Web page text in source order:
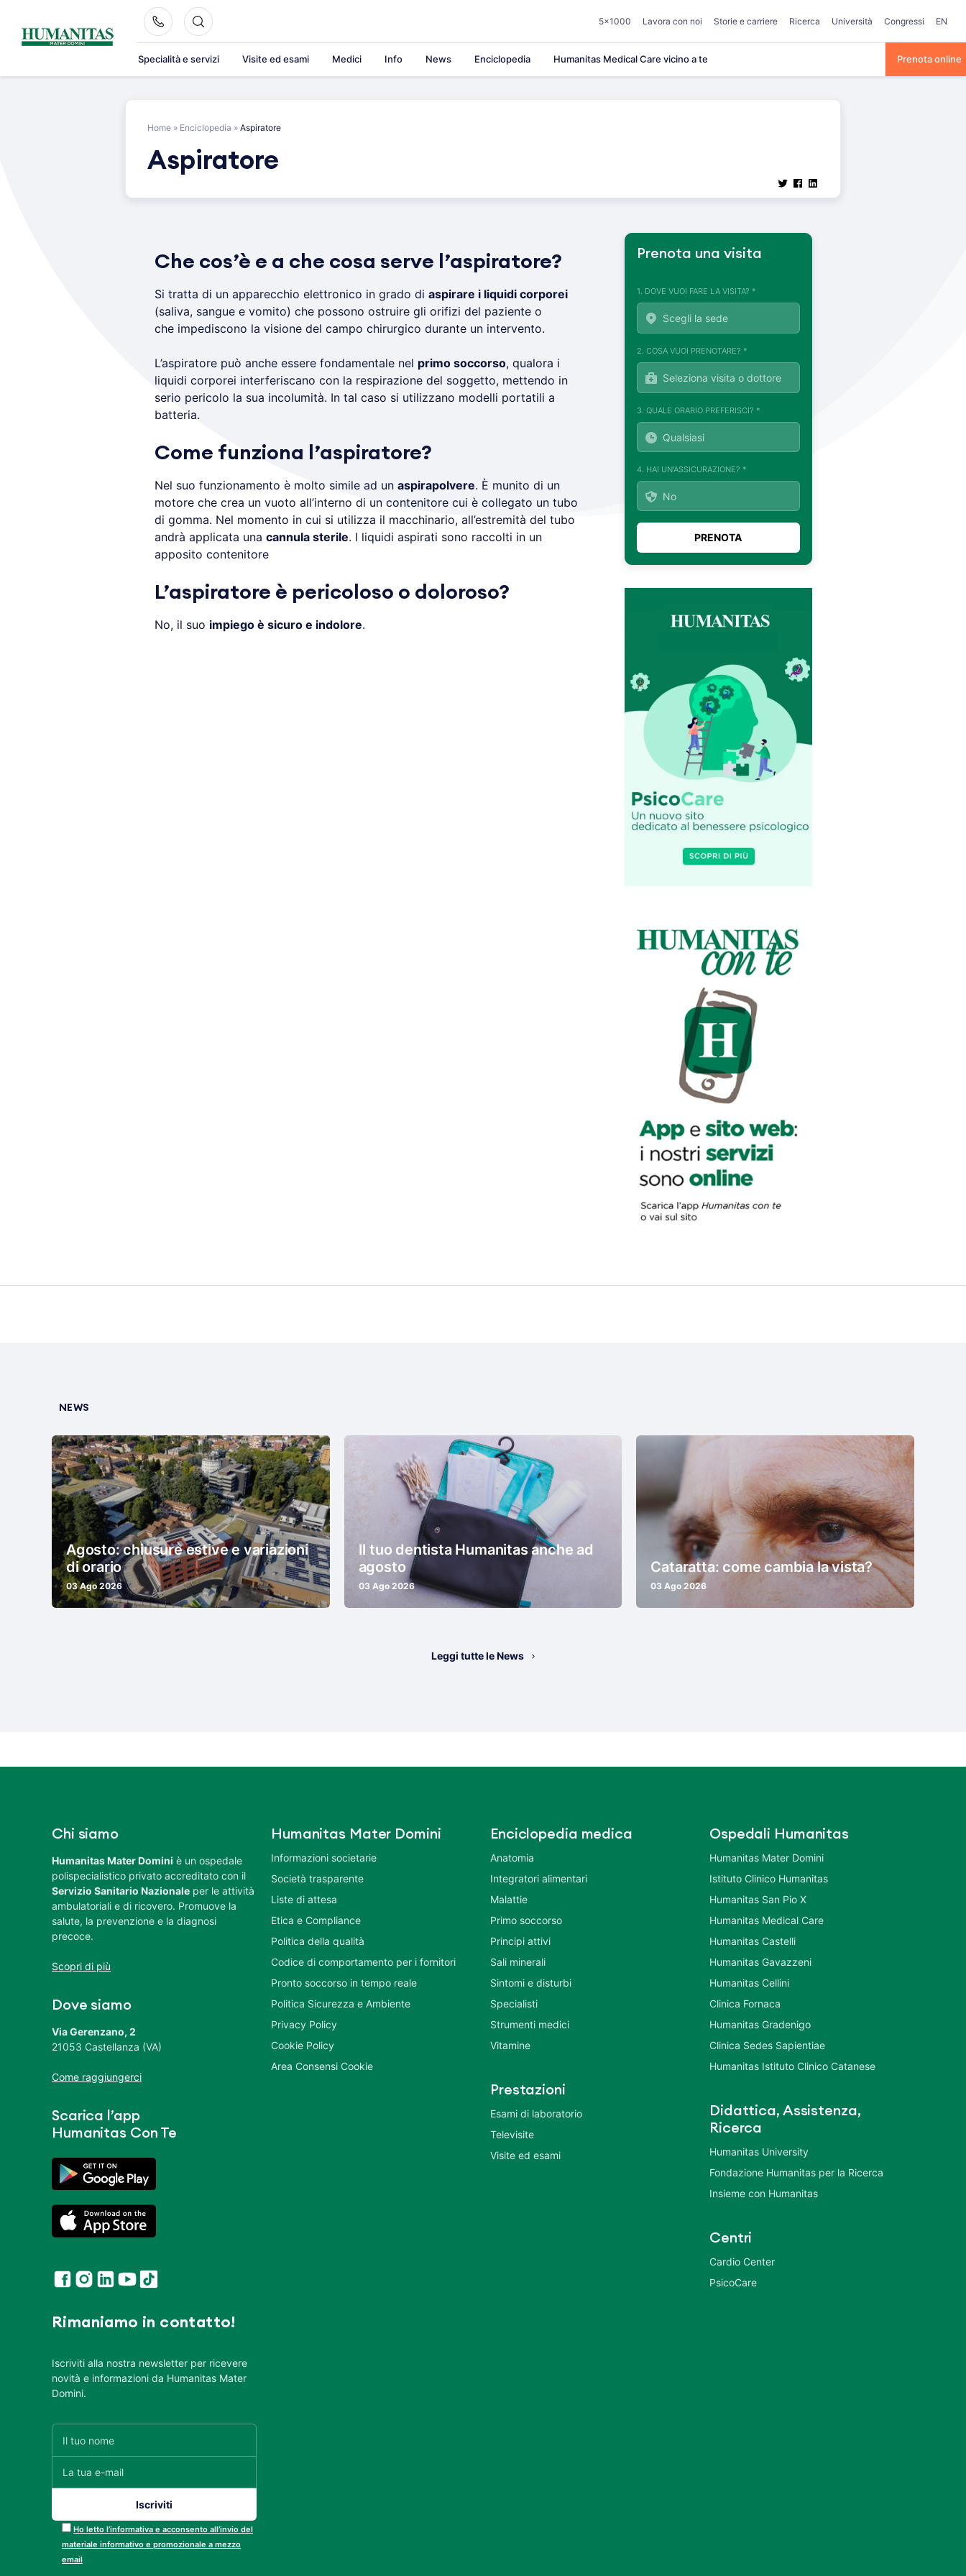
content
5×1000 Lavora con noi Storie e carriere Ricerca Università Congressi EN
Specialità e servizi Visite ed esami Medici Info News Enciclopedia Humanitas Medical Care vicino a te Prenota online
Home » Enciclopedia » Aspiratore
Aspiratore
Che cos’è e a che cosa serve l’aspiratore?
Si tratta di un apparecchio elettronico in grado di aspirare i liquidi corporei
(saliva, sangue e vomito) che possono ostruire gli orifizi del paziente o
che impediscono la visione del campo chirurgico durante un intervento.
L’aspiratore può anche essere fondamentale nel primo soccorso, qualora i
liquidi corporei interferiscano con la respirazione del soggetto, mettendo in
serio pericolo la sua incolumità. In tal caso si utilizzano modelli portatili a
batteria.
Come funziona l’aspiratore?
Nel suo funzionamento è molto simile ad un aspirapolvere. È munito di un
motore che crea un vuoto all’interno di un contenitore cui è collegato un tubo
di gomma. Nel momento in cui si utilizza il macchinario, all’estremità del tubo
andrà applicata una cannula sterile. I liquidi aspirati sono raccolti in un
apposito contenitore
L’aspiratore è pericoloso o doloroso?
No, il suo impiego è sicuro e indolore.
Prenota una visita
1. DOVE VUOI FARE LA VISITA? *
2. COSA VUOI PRENOTARE? *
3. QUALE ORARIO PREFERISCI? *
4. HAI UN'ASSICURAZIONE? *
NEWS
Agosto: chiusure estive e variazioni
di orario
03 Ago 2026
Il tuo dentista Humanitas anche ad
agosto
03 Ago 2026
Cataratta: come cambia la vista?
03 Ago 2026
Leggi tutte le News
Chi siamo
Humanitas Mater Domini è un ospedale
polispecialistico privato accreditato con il
Servizio Sanitario Nazionale per le attività
ambulatoriali e di ricovero. Promuove la
salute, la prevenzione e la diagnosi
precoce.
Scopri di più
Dove siamo
Via Gerenzano, 2
21053 Castellanza (VA)
Come raggiungerci
Scarica l’app
Humanitas Con Te
Rimaniamo in contatto!
Iscriviti alla nostra newsletter per ricevere
novità e informazioni da Humanitas Mater
Domini.
Ho letto l’informativa e acconsento all’invio del
materiale informativo e promozionale a mezzo
email
Humanitas Mater Domini
Informazioni societarie
Società trasparente
Liste di attesa
Etica e Compliance
Politica della qualità
Codice di comportamento per i fornitori
Pronto soccorso in tempo reale
Politica Sicurezza e Ambiente
Privacy Policy
Cookie Policy
Area Consensi Cookie
Enciclopedia medica
Anatomia
Integratori alimentari
Malattie
Primo soccorso
Principi attivi
Sali minerali
Sintomi e disturbi
Specialisti
Strumenti medici
Vitamine
Prestazioni
Esami di laboratorio
Televisite
Visite ed esami
Ospedali Humanitas
Humanitas Mater Domini
Istituto Clinico Humanitas
Humanitas San Pio X
Humanitas Medical Care
Humanitas Castelli
Humanitas Gavazzeni
Humanitas Cellini
Clinica Fornaca
Humanitas Gradenigo
Clinica Sedes Sapientiae
Humanitas Istituto Clinico Catanese
Didattica, Assistenza,
Ricerca
Humanitas University
Fondazione Humanitas per la Ricerca
Insieme con Humanitas
Centri
Cardio Center
PsicoCare